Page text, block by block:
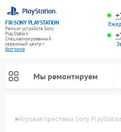
FIX-SONY PLAYSTATION
Ремонт устройств Sony
PlayStation
Специализированный
cервисный центр г.
Кострома
Мы ремонтируем
Игровая приставка Sony